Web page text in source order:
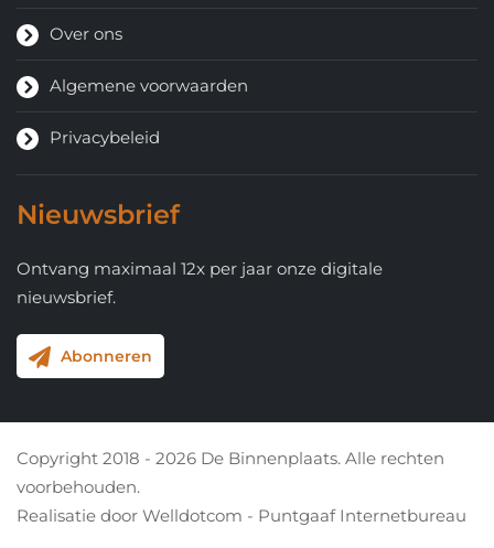
Over ons
Algemene voorwaarden
Privacybeleid
Nieuwsbrief
Ontvang maximaal 12x per jaar onze digitale
nieuwsbrief.
Abonneren
Copyright 2018 - 2026 De Binnenplaats. Alle rechten
voorbehouden.
Realisatie door Welldotcom - Puntgaaf Internetbureau